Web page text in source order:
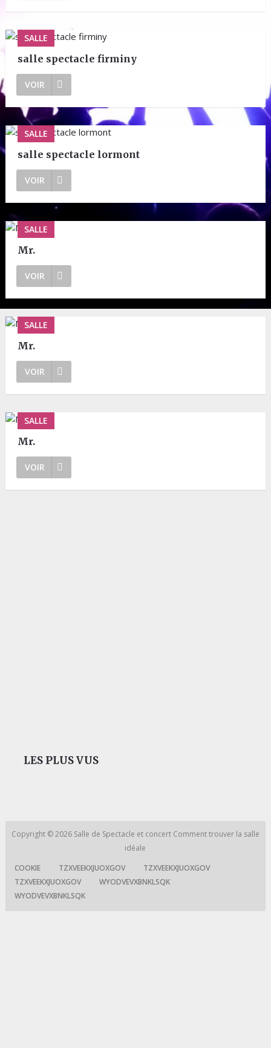
SALLE
salle spectacle firminy
VOIR
SALLE
salle spectacle lormont
VOIR
SALLE
Mr.
VOIR
SALLE
Mr.
VOIR
SALLE
Mr.
VOIR
LES PLUS VUS
Copyright © 2026 Salle de Spectacle et concert Comment trouver la salle
idéale
COOKIE
TZXVEEKXJUOXGOV
TZXVEEKXJUOXGOV
TZXVEEKXJUOXGOV
WYODVEVXBNKLSQK
WYODVEVXBNKLSQK